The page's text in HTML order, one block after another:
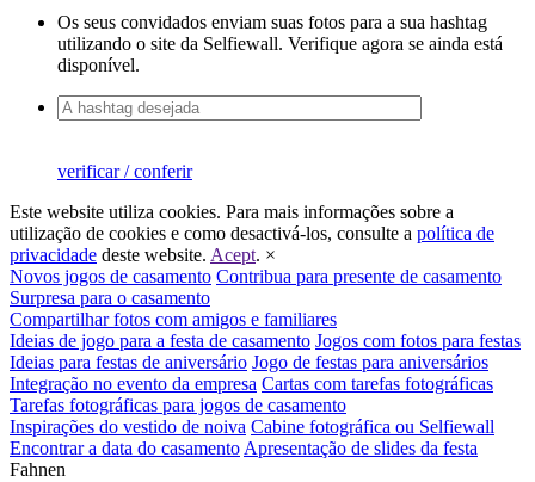
Os seus convidados enviam suas fotos para a sua hashtag
utilizando o site da Selfiewall. Verifique agora se ainda está
disponível.
verificar / conferir
Este website utiliza cookies. Para mais informações sobre a
utilização de cookies e como desactivá-los, consulte a política de
privacidade deste website. Acept. ×
Novos jogos de casamento Contribua para presente de casamento
Surpresa para o casamento
Compartilhar fotos com amigos e familiares
Ideias de jogo para a festa de casamento Jogos com fotos para festas
Ideias para festas de aniversário Jogo de festas para aniversários
Integração no evento da empresa Cartas com tarefas fotográficas
Tarefas fotográficas para jogos de casamento
Inspirações do vestido de noiva Cabine fotográfica ou Selfiewall
Encontrar a data do casamento Apresentação de slides da festa
Fahnen